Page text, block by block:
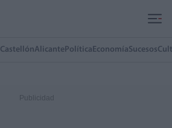
CastellónAlicante Política EconomíaSucesos